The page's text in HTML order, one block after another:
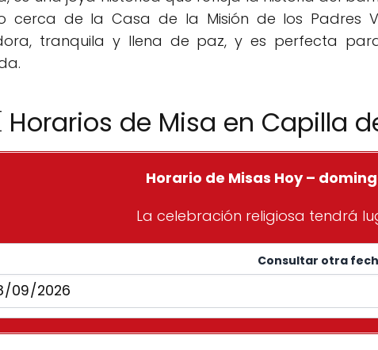
cerca de la Casa de la Misión de los Padres
tranquila y llena de paz, y es perfecta
Horarios de Misa en Capilla
Horario de Misas Hoy –
La celebración religiosa tendrá
Consultar otra